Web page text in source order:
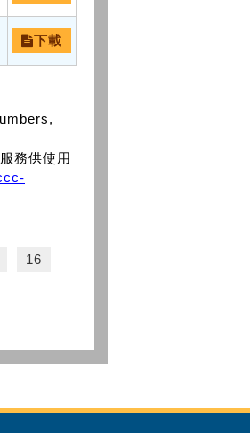
下載
務供使用
16